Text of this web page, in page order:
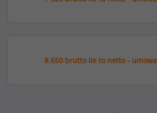
8 650 brutto ile to netto -